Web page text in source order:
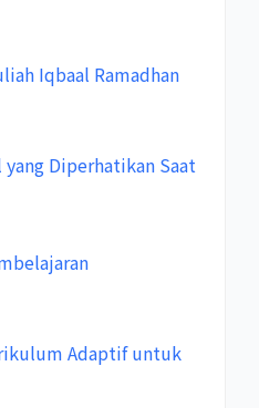
Iqbaal Ramadhan
yang Diperhatikan Saat
Adaptif untuk